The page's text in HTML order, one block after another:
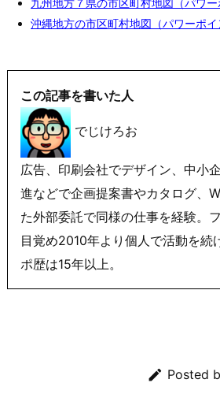
九州地方７県の市区町村地図（パワー
沖縄地方の市区町村地図（パワーポイ
この記事を書いた人
でじけろお
広告、印刷会社でデザイン、中小
進などで企画提案書やカタログ、
た外部委託で同様の仕事を経験。
目覚め2010年より個人で活動を続
ポ歴は15年以上。
 Posted